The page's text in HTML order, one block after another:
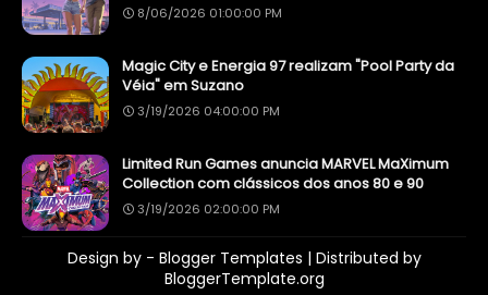
8/06/2026 01:00:00 PM
Magic City e Energia 97 realizam "Pool Party da
Véia" em Suzano
3/19/2026 04:00:00 PM
Limited Run Games anuncia MARVEL MaXimum
Collection com clássicos dos anos 80 e 90
3/19/2026 02:00:00 PM
Design by - Blogger Templates | Distributed by
BloggerTemplate.org